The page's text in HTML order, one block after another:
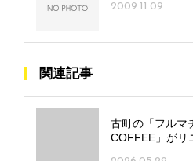
2009.11.09
関連記事
古町の「フルマ
COFFEE」がリ